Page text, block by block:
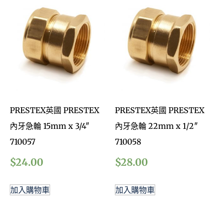
PRESTEX英國 PRESTEX
內牙急輪 15mm x 3/4″
710057
$24.00
加入購物車
PRESTEX英國 PRESTEX
內牙急輪 22mm x 1/2″
710058
$28.00
加入購物車